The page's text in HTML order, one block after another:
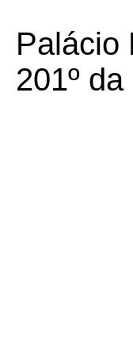
Palácio
201º